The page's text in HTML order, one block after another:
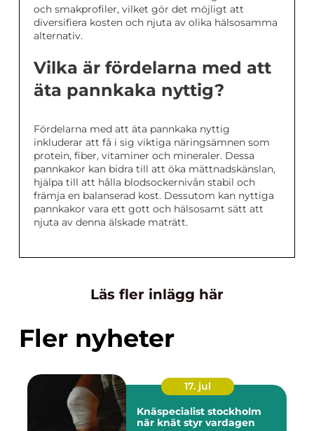
och smakprofiler, vilket gör det möjligt att
diversifiera kosten och njuta av olika hälsosamma
alternativ.
Vilka är fördelarna med att
äta pannkaka nyttig?
Fördelarna med att äta pannkaka nyttig
inkluderar att få i sig viktiga näringsämnen som
protein, fiber, vitaminer och mineraler. Dessa
pannkakor kan bidra till att öka mättnadskänslan,
hjälpa till att hålla blodsockernivån stabil och
främja en balanserad kost. Dessutom kan nyttiga
pannkakor vara ett gott och hälsosamt sätt att
njuta av denna älskade maträtt.
Läs fler inlägg här
Fler nyheter
17. jul
Knäspecialist stockholm
när knät styr vardagen